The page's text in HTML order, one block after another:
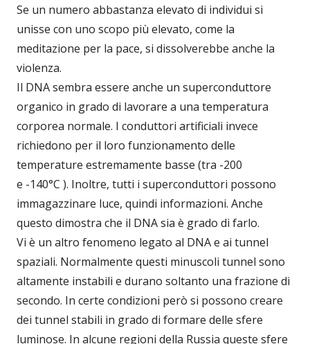
Se un numero abbastanza elevato di individui si
unisse con uno scopo più elevato, come la
meditazione per la pace, si dissolverebbe anche la
violenza.
Il DNA sembra essere anche un superconduttore
organico in grado di lavorare a una temperatura
corporea normale. I conduttori artificiali invece
richiedono per il loro funzionamento delle
temperature estremamente basse (tra -200
e -140°C ). Inoltre, tutti i superconduttori possono
immagazzinare luce, quindi informazioni. Anche
questo dimostra che il DNA sia è grado di farlo.
Vi è un altro fenomeno legato al DNA e ai tunnel
spaziali. Normalmente questi minuscoli tunnel sono
altamente instabili e durano soltanto una frazione di
secondo. In certe condizioni però si possono creare
dei tunnel stabili in grado di formare delle sfere
luminose. In alcune regioni della Russia queste sfere